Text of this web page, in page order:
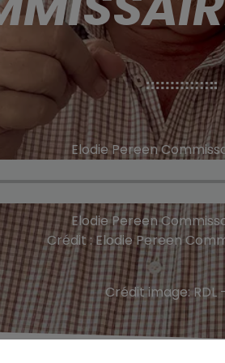
Elodie Pereen
Elodie Pereen
Crédit :Elodie Pereen
Crédit image:RDL